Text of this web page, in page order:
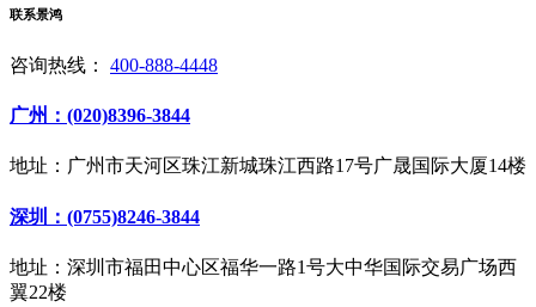
联系景鸿
咨询热线： 400-888-4448
广州：(020)8396-3844
地址：广州市天河区珠江新城珠江西路17号广晟国际大厦14楼
深圳：(0755)8246-3844
地址：深圳市福田中心区福华一路1号大中华国际交易广场西
翼22楼